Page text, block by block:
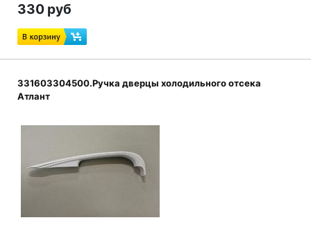
330 руб
331603304500.Ручка дверцы холодильного отсека
Атлант